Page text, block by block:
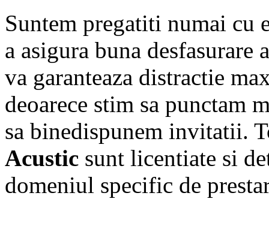
Suntem pregatiti numai cu
a asigura buna desfasurare
va garanteaza distractie
deoarece stim sa punctam
sa binedispunem invitatii.
Acustic sunt licentiate si
domeniul specific de